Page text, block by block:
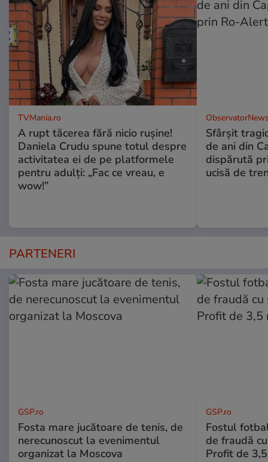
TVMania.ro
A rupt tăcerea fără nicio rușine!
Daniela Crudu spune totul despre
activitatea ei de pe platformele
pentru adulți: „Fac ce vreau, e
wow!”
Sfârşit
de ani din
dispărută
ucisă de
PARTENERI
GSP.ro
Fosta mare jucătoare de tenis, de
nerecunoscut la evenimentul
organizat la Moscova
GSP.ro
Fostul
de fraudă
Profit de